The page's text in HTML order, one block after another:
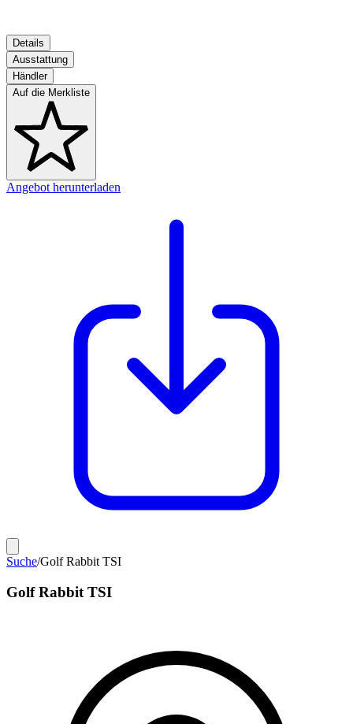
Details
Ausstattung
Händler
Auf die Merkliste
Angebot herunterladen
Suche/Golf Rabbit TSI
Golf Rabbit TSI